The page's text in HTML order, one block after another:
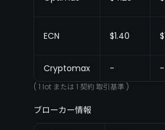
ECN $1.40
Cryptomax - -
( 1 lot または 1 契約 取引基準 )
ブローカー情報